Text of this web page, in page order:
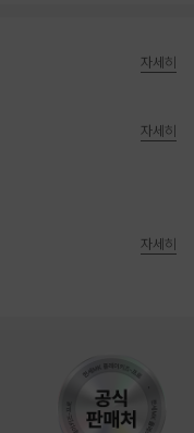
자세히
자세히
자세히